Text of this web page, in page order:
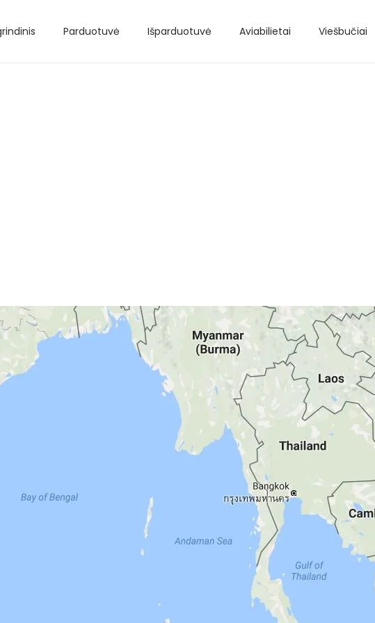
Parduotuvė Išparduotuvė Aviabilietai Viešbučiai